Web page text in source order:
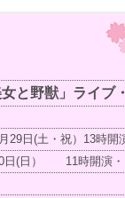
と野獣」ライブ
29日(土・祝）13時開
日(日） 11時開演・